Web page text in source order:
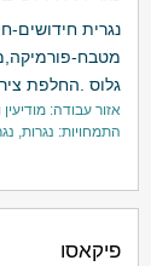
נגרית
גלוס .החלפת
אזור עבודה:
התמחויות: נגרות,
פיקאסו